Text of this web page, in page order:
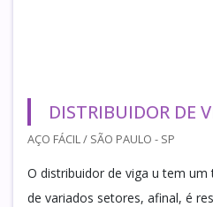
DISTRIBUIDOR DE
AÇO FÁCIL / SÃO PAULO - SP
O distribuidor de viga u tem
de variados setores, afinal, é